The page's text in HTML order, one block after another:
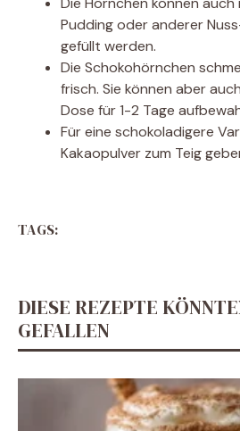
Pudding oder anderer
gefüllt werden.
Die Schokohörnchen
frisch. Sie können aber
Dose für 1-2 Tage
Für eine schokoladigere
Kakaopulver zum Teig
TAGS:
DIESE REZEPTE
GEFALLEN